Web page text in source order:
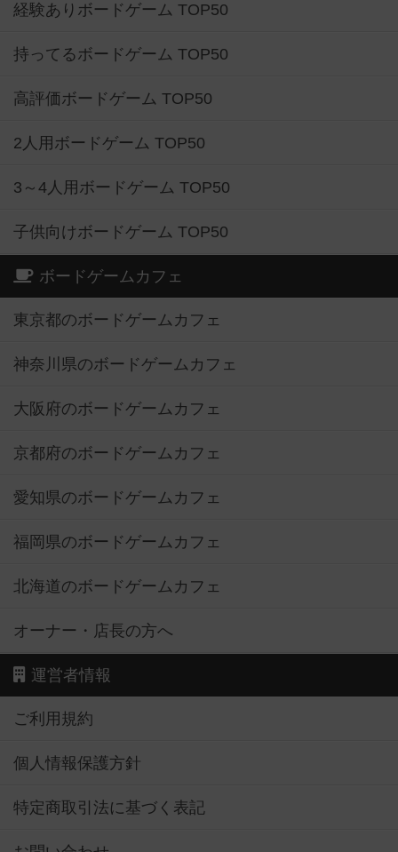
経験ありボードゲーム TOP50
持ってるボードゲーム TOP50
高評価ボードゲーム TOP50
2人用ボードゲーム TOP50
3～4人用ボードゲーム TOP50
子供向けボードゲーム TOP50
ボードゲームカフェ
東京都のボードゲームカフェ
神奈川県のボードゲームカフェ
大阪府のボードゲームカフェ
京都府のボードゲームカフェ
愛知県のボードゲームカフェ
福岡県のボードゲームカフェ
北海道のボードゲームカフェ
オーナー・店長の方へ
運営者情報
ご利用規約
個人情報保護方針
特定商取引法に基づく表記